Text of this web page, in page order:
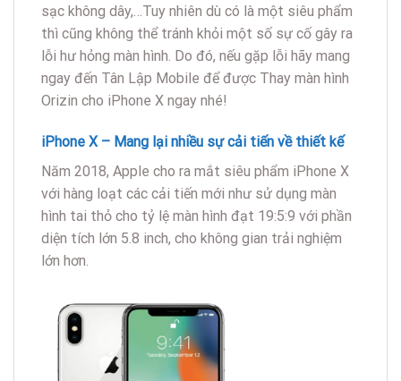
sạc không dây,…Tuy nhiên dù có là một siêu phẩm
thì cũng không thể tránh khỏi một số sự cố gây ra
lỗi hư hỏng màn hình. Do đó, nếu gặp lỗi hãy mang
ngay đến Tân Lập Mobile để được Thay màn hình
Orizin cho iPhone X ngay nhé!
iPhone X – Mang lại nhiều sự cải tiến về thiết kế
Năm 2018, Apple cho ra mắt siêu phẩm iPhone X
với hàng loạt các cải tiến mới như sử dụng màn
hình tai thỏ cho tỷ lệ màn hình đạt 19:5:9 với phần
diện tích lớn 5.8 inch, cho không gian trải nghiệm
lớn hơn.